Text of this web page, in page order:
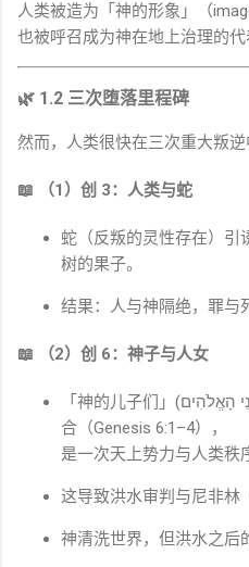
人类被造为「神的形象」（
也被呼召成为神在地上治理的代
🌿 1.2 三次堕落里程碑
然而，人类很快在三次重大叛逆
📖 （1）创 3：人类与蛇
蛇（反叛的灵性存在）引
树的果子。
结果：人与神隔绝，罪与
📖 （2）创 6：神子与人女
合（Genesis 6:1–4），
是一次天上势力与人类秩
这导致洪水审判与尼非林
神清洗世界，但洪水之后